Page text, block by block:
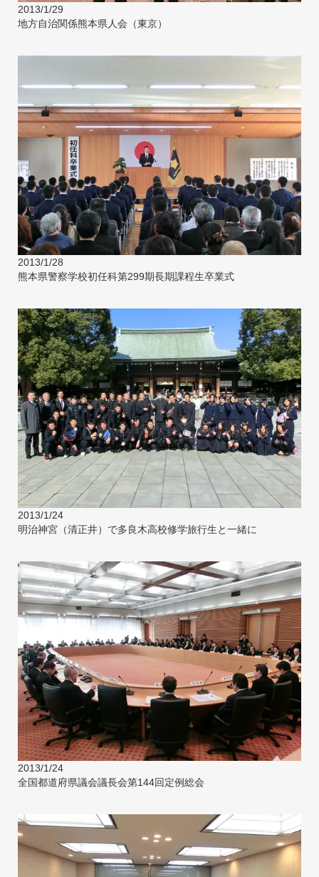
2013/1/29
地方自治関係熊本県人会（東京）
2013/1/28
熊本県警察学校初任科第299期長期課程生卒業式
2013/1/24
明治神宮（清正井）で多良木高校修学旅行生と一緒に
2013/1/24
全国都道府県議会議長会第144回定例総会